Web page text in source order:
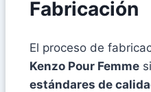
Fabricación
El proceso de
Kenzo Pour Femme
estándares de